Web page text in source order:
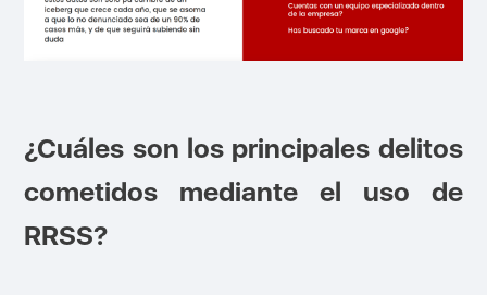
¿Cuáles son los principales delitos
cometidos mediante el uso de
RRSS?